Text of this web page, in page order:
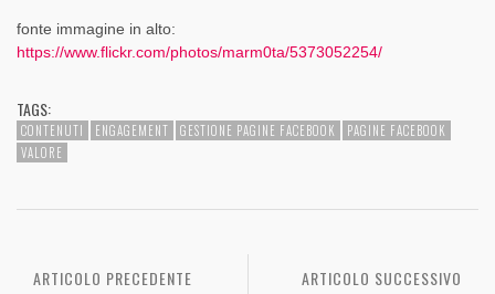
fonte immagine in alto:
https://www.flickr.com/photos/marm0ta/5373052254/
TAGS:
CONTENUTI ENGAGEMENT GESTIONE PAGINE FACEBOOK
PAGINE FACEBOOK
VALORE
ARTICOLO SUCCESSIVO
ARTICOLO PRECEDENTE